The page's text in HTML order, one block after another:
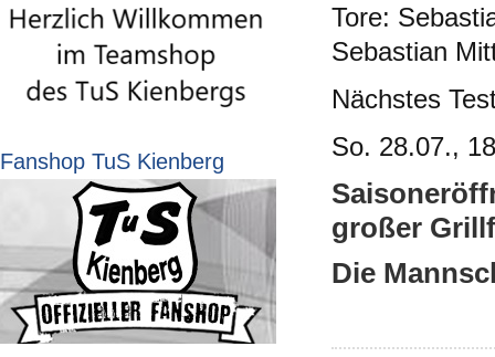
Fanshop TuS Kienberg
Tore:
Sebastian
Nächstes
So. 28.07.,
großer
Die